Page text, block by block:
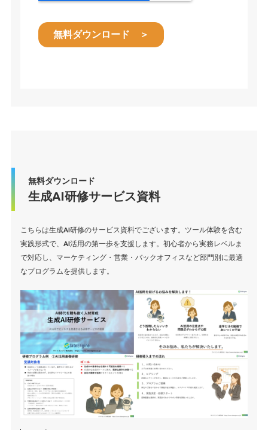
無料ダウンロード
生成AI研修サービス資料
こちらは生成AI研修のサービス資料でございます。ツール体験を含む
実践形式で、AI活用の第一歩を支援します。初心者から実務レベルま
で対応し、マーケティング・営業・バックオフィスなど部門別に最適
なプログラムを提供します。